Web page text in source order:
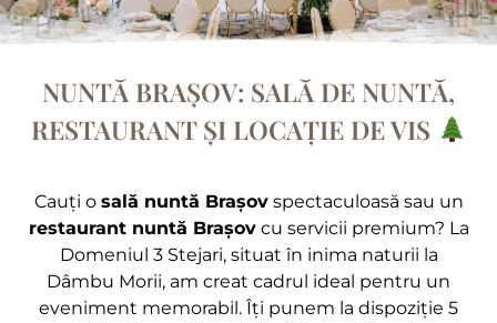
NUNTĂ BRAȘOV: SALĂ DE NUNTĂ,
RESTAURANT ȘI LOCAȚIE DE VIS
Cauți o sală nuntă Brașovspectaculoasă sau un
restaurant nuntă Brașovcu servicii premium? La
Domeniul 3 Stejari, situat în inima naturii la
Dâmbu Morii, am creat cadrul ideal pentru un
eveniment memorabil. Îți punem la dispoziție 5